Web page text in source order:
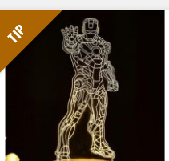
4: S napájecím adaptérem USB jej můžete
připojit k domácí zásuvce nebo k portu
USB počítače. Možnost vložení baterií.
5: Úspora energie. Výkon: 0.012kw.h / 24
hodin, Životnost LED: 50000 hodin
7: Tato lampa může být umístěna v ložnici,
dětském pokoji, obývacím pokoji, baru,
obchodě, kavárně, restauraci atd jako
dekorativní světlo.
TIP